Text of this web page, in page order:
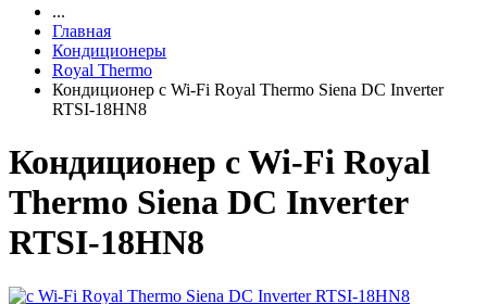
...
Главная
Кондиционеры
Royal Thermo
Кондиционер c Wi-Fi Royal Thermo Siena DC Inverter
RTSI-18HN8
Кондиционер c Wi-Fi Royal
Thermo Siena DC Inverter
RTSI-18HN8